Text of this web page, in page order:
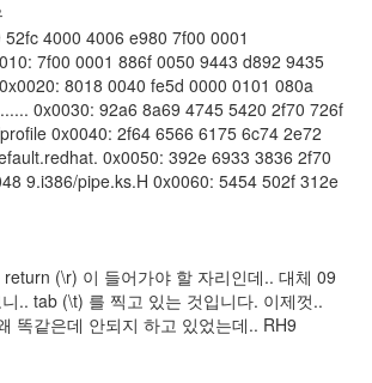
4000 4006 e980 7f00 0001
7f00 0001 886f 0050 9443 d892 9435
8018 0040 fe5d 0000 0101 080a
0x0030: 92a6 8a69 4745 5420 2f70 726f
0x0040: 2f64 6566 6175 6c74 2e72
0x0050: 392e 6933 3836 2f70
9.i386/pipe.ks.H 0x0060: 5454 502f 312e
(\r) 이 들어가야 할 자리인데.. 대체 09
.. tab (\t) 를 찍고 있는 것입니다. 이제껏..
똑같은데 안되지 하고 있었는데.. RH9